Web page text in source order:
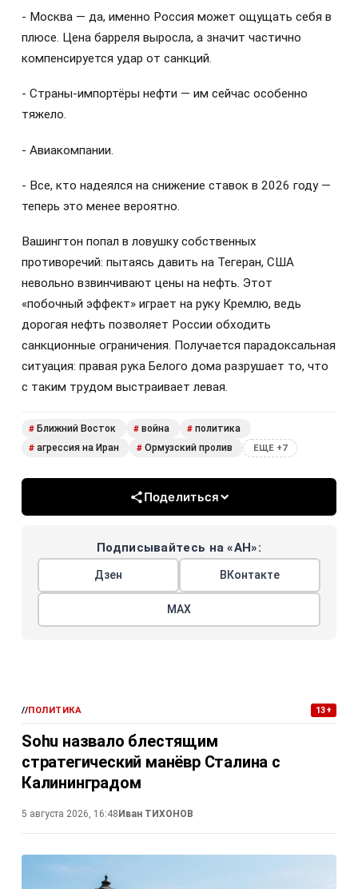
- Москва — да, именно Россия может ощущать себя в
плюсе. Цена барреля выросла, а значит частично
компенсируется удар от санкций.
- Страны-импортёры нефти — им сейчас особенно
тяжело.
- Авиакомпании.
- Все, кто надеялся на снижение ставок в 2026 году —
теперь это менее вероятно.
Вашингтон попал в ловушку собственных
противоречий: пытаясь давить на Тегеран, США
невольно взвинчивают цены на нефть. Этот
«побочный эффект» играет на руку Кремлю, ведь
дорогая нефть позволяет России обходить
санкционные ограничения. Получается парадоксальная
ситуация: правая рука Белого дома разрушает то, что
с таким трудом выстраивает левая.
# Ближний Восток # война # политика
# агрессия на Иран # Ормузский пролив ЕЩЕ +7
Поделиться
Подписывайтесь на «АН»:
Дзен ВКонтакте
МАХ
//ПОЛИТИКА 13+
Sohu назвало блестящим
стратегический манёвр Сталина с
Калининградом
5 августа 2026, 16:48 Иван ТИХОНОВ